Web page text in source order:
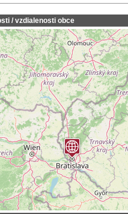
/ vzdialenosti obce